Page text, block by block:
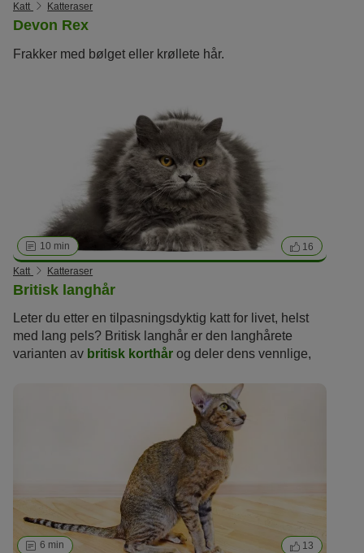
Katt Katteraser
Devon Rex
Frakker med bølget eller krøllete hår.
10 min 16
Katt Katteraser
Britisk langhår
Leter du etter en tilpasningsdyktig katt for livet, helst
med lang pels? Britisk langhår er den langhårete
varianten av britisk korthår og deler dens vennlige,
bevege seg. Historien til britisk langhår er nært knyttet
til historien om britisk korthår. Til slutt tilsvarer begge
rasene samme standard og differensierer seg bare i
den lange, myke pelsen til britisk langhår, som
oppstod ved krysning medperserkatter
6 min 13